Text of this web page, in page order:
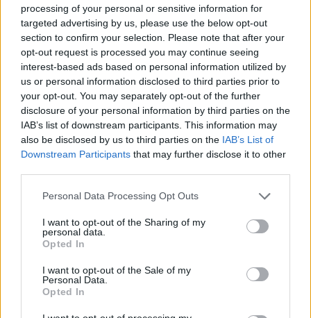
processing of your personal or sensitive information for
targeted advertising by us, please use the below opt-out
section to confirm your selection. Please note that after your
opt-out request is processed you may continue seeing
interest-based ads based on personal information utilized by
us or personal information disclosed to third parties prior to
your opt-out. You may separately opt-out of the further
disclosure of your personal information by third parties on the
IAB’s list of downstream participants. This information may
also be disclosed by us to third parties on the IAB’s List of
Downstream Participants that may further disclose it to other
Personal Data Processing Opt Outs
I want to opt-out of the Sharing of my
personal data.
Opted In
I want to opt-out of the Sale of my
Personal Data.
Opted In